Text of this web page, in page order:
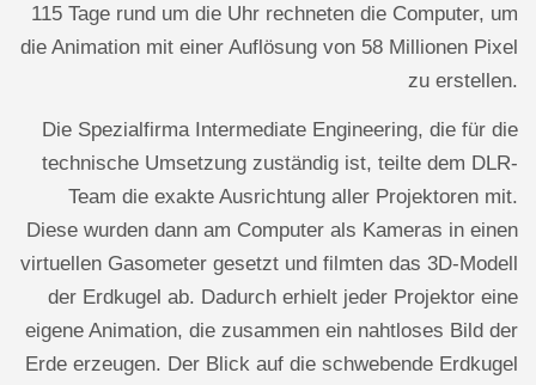
115 Tage rund um die Uhr rechneten die Computer, um
die Animation mit einer Auflösung von 58 Millionen Pixel
zu erstellen.
Die Spezialfirma Intermediate Engineering, die für die
technische Umsetzung zuständig ist, teilte dem DLR-
Team die exakte Ausrichtung aller Projektoren mit.
Diese wurden dann am Computer als Kameras in einen
virtuellen Gasometer gesetzt und filmten das 3D-Modell
der Erdkugel ab. Dadurch erhielt jeder Projektor eine
eigene Animation, die zusammen ein nahtloses Bild der
Erde erzeugen. Der Blick auf die schwebende Erdkugel